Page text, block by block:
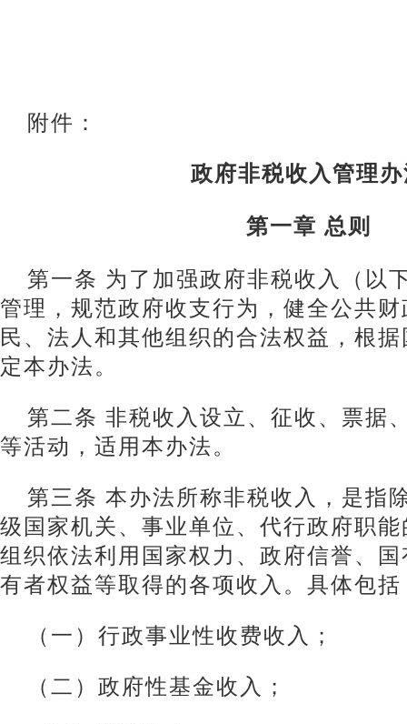
附件：
政府非税收入管理
第一章 总则
第一条 为了加强政府非税收入（以
管理，规范政府收支行为，健全公共
民、法人和其他组织的合法权益，根
定本办法。
第二条 非税收入设立、征收、票据
等活动，适用本办法。
第三条 本办法所称非税收入，是指
级国家机关、事业单位、代行政府职
组织依法利用国家权力、政府信誉、
有者权益等取得的各项收入。具体包括
（一）行政事业性收费收入；
（二）政府性基金收入；